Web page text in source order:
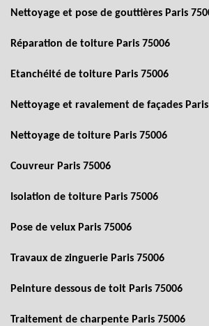
Nettoyage et pose de gouttières Paris
Réparation de toiture Paris 75006
Etanchéité de toiture Paris 75006
Nettoyage et ravalement de façades
Nettoyage de toiture Paris 75006
Couvreur Paris 75006
Isolation de toiture Paris 75006
Pose de velux Paris 75006
Travaux de zinguerie Paris 75006
Peinture dessous de toit Paris 75006
Traitement de charpente Paris 75006